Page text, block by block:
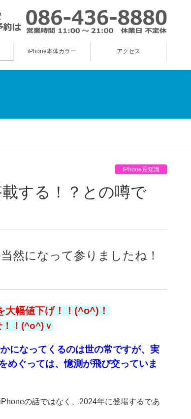
iPhone本体カラー アクセス
iPhone豆知識
然になって参りましたね！
大幅値下げ！！(^o^)！
！！(^o^)ｖ
になってくるのは世の常ですが、実
ぐっては、憶測が飛び交っていま
の話ではなく、2024年に登場するであ